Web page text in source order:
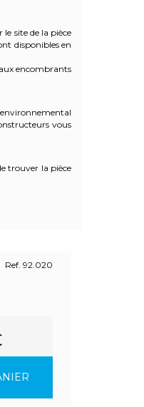
le site de la pièce
disponibles en
encombrants
vous
trouver la pièce
Ref. 92.020